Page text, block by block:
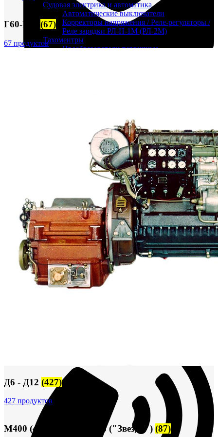
Судовая электрика и автоматика
Автоматические выключатели
Корректоры напряжения / Реле-регуляторы /
Реле зарядки РЛ-Н-1М (РЛ-2М)
Тахоментры
Преобразователи первичные
Другие измерительные приборы
Мегаомметры
Омметры
Фазометры
Частотомеры
Щитовые реле
Электродвигатели
М400 (401), М500, М756 ("Звезда")
Пускатели
Разное
Светильники судовые
Сигнализация и автоматика
Судовая запорная арматура
Фильтры и фильтроэлементы
Корпусы гидравлических фильтров ФГС
Фильтрующие элементы гидравлических фильтров
ФГС
Фильтры гидравлические ФГС в сборе
Фонари
Г60-Г72 (67)
67 продуктов
Д6 - Д12 (427)
427 продуктов
М400 (401), М500, М756 ("Звезда") (87)